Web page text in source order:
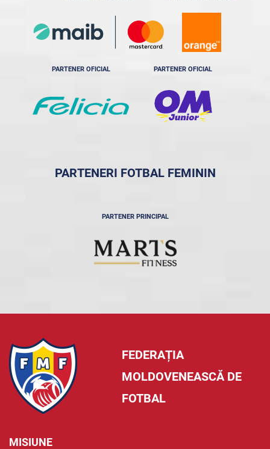
PARTENER OFICIAL PARTENER OFICIAL
PARTENERI FOTBAL FEMININ
PARTENER PRINCIPAL
FEDERAȚIA
MOLDOVENEASCĂ DE
FOTBAL
MISIUNE